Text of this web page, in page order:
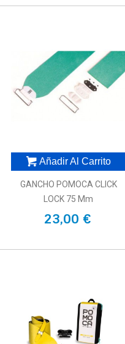
Añadir Al Carrito
GANCHO POMOCA CLICK
LOCK 75 Mm
23,00 €